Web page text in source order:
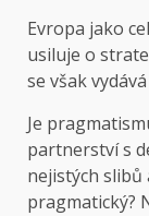
Evropa jako
usiluje o
se však
Je
partnerství s
nejistých
pragmatický?